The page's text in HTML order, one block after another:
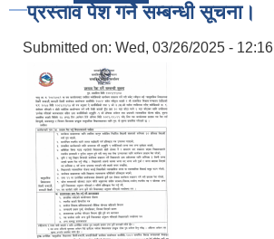
प्रस्ताव पेश गर्ने सम्बन्धी सूचना।
Submitted on: Wed, 03/26/2025 - 12:16